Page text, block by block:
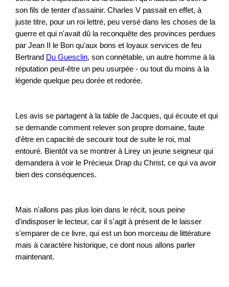
son fils de tenter d'assainir. Charles V passait en effet, à
juste titre, pour un roi lettré, peu versé dans les choses de la
guerre et qui n'avait dû la reconquête des provinces perdues
par Jean II le Bon qu'aux bons et loyaux services de feu
Bertrand Du Guesclin, son connétable, un autre homme à la
réputation peut-être un peu usurpée - ou tout du moins à la
légende quelque peu dorée et redorée.
Les avis se partagent à la table de Jacques, qui écoute et qui
se demande comment relever son propre domaine, faute
d'être en capacité de secourir tout de suite le roi, mal
entouré. Bientôt va se montrer à Lirey un jeune seigneur qui
demandera à voir le Précieux Drap du Christ, ce qui va avoir
bien des conséquences.
Mais n'allons pas plus loin dans le récit, sous peine
d'indisposer le lecteur, car il s'agit à présent de le laisser
s'emparer de ce livre, qui est un bon morceau de littérature
mais à caractère historique, ce dont nous allons parler
maintenant.